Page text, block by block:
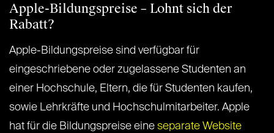
Apple-Bildungspreise – Lohnt sich der
Rabatt?
Apple-Bildungspreise sind verfügbar für
eingeschriebene oder zugelassene Studenten an
einer Hochschule, Eltern, die für Studenten kaufen,
sowie Lehrkräfte und Hochschulmitarbeiter. Apple
hat für die Bildungspreise eine separate Website